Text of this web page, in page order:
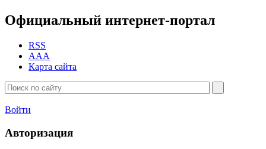
Официальный интернет-портал
RSS
AAA
Карта сайта
Войти
Авторизация